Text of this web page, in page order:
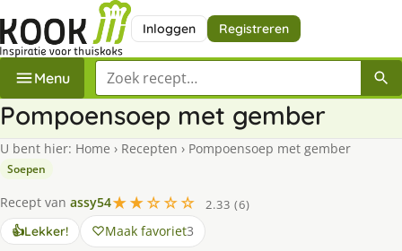
Inloggen Registreren
Menu Zoek een recept
Pompoensoep met gember
U bent hier: Home › Recepten › Pompoensoep met gember
Soepen
Recept van assy54★★☆☆☆
2.33 (6)
👍Lekker! Maak favoriet3